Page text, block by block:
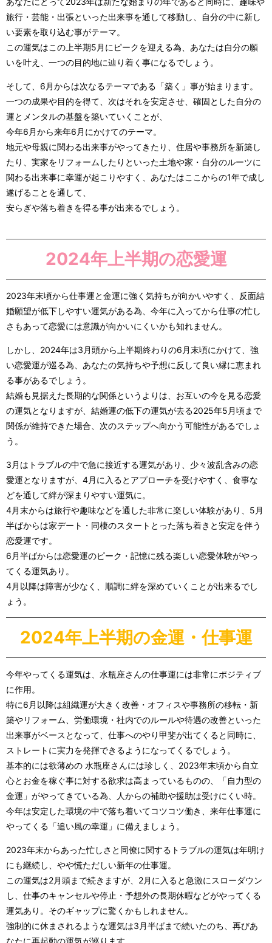
旅行・芸能・出張といった出来事を通して移動し、自分の中に新し
い要素を取り込む事がテーマ。
この運気はこの上半期5月にピークを迎える為、あなたは自分の願
いを叶え、一つの目的地に辿り着く事になるでしょう。
そして、6月からは次なるテーマである「築く」事が始まります。
一つの成果や目的を得て、次はそれを安定させ、確固とした自分の
運とメンタルの基盤を築いていくことが、
今年6月から来年6月にかけてのテーマ。
地元や母親に関わる出来事がやってきたり、住居や事務所を新築し
たり、実家をリフォームしたりといった土地や家・自分のルーツに
関わる出来事に幸運が起こりやすく、あなたはここからの1年で成し
遂げることを通して、
安らぎや落ち着きを得る事が出来るでしょう。
2024年上半期の恋愛運
2023年末頃から仕事運と金運に強く気持ちが向かいやすく、反面結
婚願望が低下しやすい運気がある為、今年に入ってから仕事の忙し
さもあって恋愛には意識が向かいにくいかも知れません。
しかし、2024年は3月頭から上半期終わりの6月末頃にかけて、強
い恋愛運が巡る為、あなたの気持ちや予想に反して良い縁に恵まれ
る事があるでしょう。
結婚も見据えた長期的な関係というよりは、お互いの今を見る恋愛
の運気となりますが、結婚運の低下の運気が去る2025年5月頃まで
関係が維持できた場合、次のステップへ向かう可能性があるでしょ
う。
3月はトラブルの中で急に接近する運気があり、少々波乱含みの恋
愛運となりますが、4月に入るとアプローチを受けやすく、食事な
どを通して絆が深まりやすい運気に。
4月末からは旅行や趣味などを通した非常に楽しい体験があり、5月
半ばからは家デート・同棲のスタートとった落ち着きと安定を伴う
恋愛運です。
6月半ばからは恋愛運のピーク・記憶に残る楽しい恋愛体験がやっ
てくる運気あり。
4月以降は障害が少なく、順調に絆を深めていくことが出来るでし
ょう。
2024年上半期の金運・仕事運
今年やってくる運気は、水瓶座さんの仕事運には非常にポジティブ
に作用。
特に6月以降は組織運が大きく改善・オフィスや事務所の移転・新
築やリフォーム、労働環境・社内でのルールや待遇の改善といった
出来事がベースとなって、仕事へのやり甲斐が出てくると同時に、
ストレートに実力を発揮できるようになってくるでしょう。
基本的には欲薄めの 水瓶座さんには珍しく、2023年末頃から自立
心とお金を稼ぐ事に対する欲求は高まっているものの、「自力型の
金運」がやってきている為、人からの補助や援助は受けにくい時。
今年は安定した環境の中で落ち着いてコツコツ働き、来年仕事運に
やってくる「追い風の幸運」に備えましょう。
2023年末からあった忙しさと同僚に関するトラブルの運気は年明け
にも継続し、やや慌ただしい新年の仕事運。
この運気は2月頭まで続きますが、2月に入ると急激にスローダウン
し、仕事のキャンセルや停止・予想外の長期休暇などがやってくる
運気あり。そのギャップに驚くかもしれません。
強制的に休まされるような運気は3月半ばまで続いたのち、再びあ